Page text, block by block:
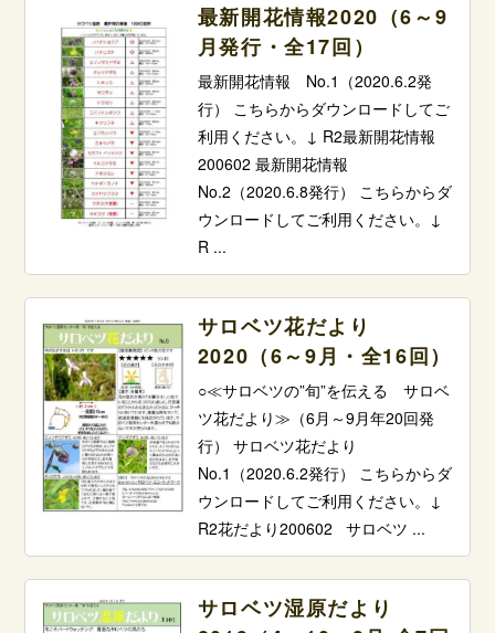
最新開花情報2020（6～9
月発行・全17回）
最新開花情報 No.1（2020.6.2発
行） こちらからダウンロードしてご
利用ください。↓ R2最新開花情報
200602 最新開花情報
No.2（2020.6.8発行） こちらからダ
ウンロードしてご利用ください。↓
R ...
サロベツ花だより
2020（6～9月・全16回）
○≪サロベツの”旬”を伝える サロベ
ツ花だより≫（6月～9月年20回発
行） サロベツ花だより
No.1（2020.6.2発行） こちらからダ
ウンロードしてご利用ください。↓
R2花だより200602 サロベツ ...
サロベツ湿原だより